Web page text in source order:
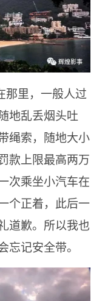
那里，一般人过
地乱丢烟头吐
绳索，随地大小
款上限最高两万
次乘坐小汽车在
个正着，此后一
道歉。所以我也
记安全带。